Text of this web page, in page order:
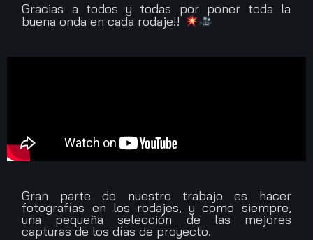
Gracias a todos y todas por poner toda la
buena onda en cada rodaje!!
Gran parte de nuestro trabajo es hacer
fotografías en los rodajes, y como siempre,
una pequeña selección de las mejores
capturas de los días de proyecto.